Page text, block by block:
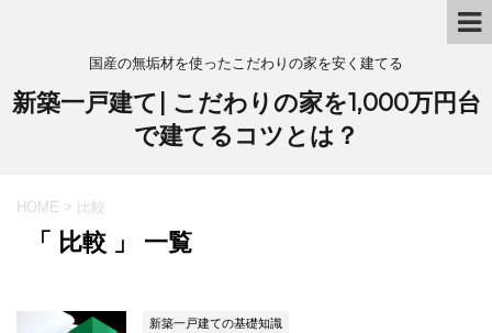
国産の無垢材を使ったこだわりの家を安く建てる
新築一戸建て| こだわりの家を1,000万円台
で建てるコツとは？
HOME > 比較
「 比較 」 一覧
新築一戸建ての基礎知識